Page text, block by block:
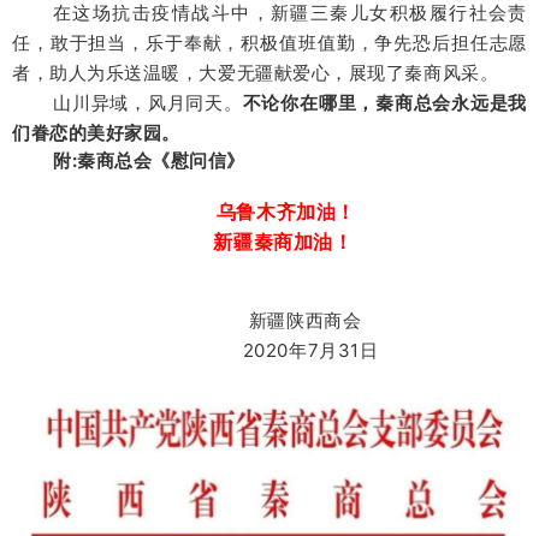
在这场抗击疫情战斗中，新疆三秦儿女积极履行社会责
任，敢于担当，乐于奉献，积极值班值勤，争先恐后担任志愿
者，助人为乐送温暖，大爱无疆献爱心，展现了秦商风采。
山川异域，风月同天。 不论你在哪里，秦商总会永远是我
们眷恋的美好家园。
附:秦商总会《慰问信》
乌鲁木齐加油！
新疆秦商加油！
新疆陕西商会
2020年7月31日